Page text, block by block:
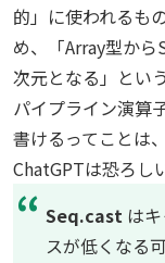
的」に使われるも
め、「Array型か
次元となる」とい
パイプライン演算
書けるってことは
ChatGPTは恐ろし
Seq.cast は
スが低くなる